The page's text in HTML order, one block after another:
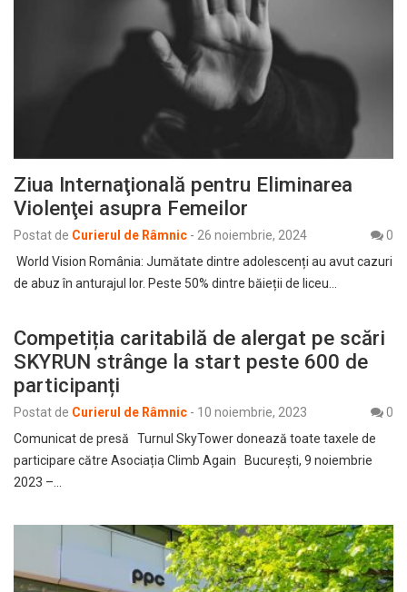
Ziua Internaţională pentru Eliminarea
Violenţei asupra Femeilor
Postat de Curierul de Râmnic - 26 noiembrie, 2024
0
World Vision România: Jumătate dintre adolescenți au avut cazuri
de abuz în anturajul lor. Peste 50% dintre băieții de liceu…
Competiția caritabilă de alergat pe scări
SKYRUN strânge la start peste 600 de
participanți
Postat de Curierul de Râmnic - 10 noiembrie, 2023
0
Comunicat de presă Turnul SkyTower donează toate taxele de
participare către Asociația Climb Again București, 9 noiembrie
2023 –…